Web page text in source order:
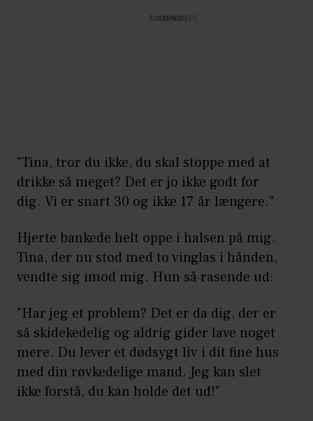
Annonce
"Tina, tror du ikke, du skal stoppe med at
drikke så meget? Det er jo ikke godt for
dig. Vi er snart 30 og ikke 17 år længere."
Hjerte bankede helt oppe i halsen på mig.
Tina, der nu stod med to vinglas i hånden,
vendte sig imod mig. Hun så rasende ud:
"Har jeg et problem? Det er da dig, der er
så skidekedelig og aldrig gider lave noget
mere. Du lever et dødsygt liv i dit fine hus
med din røvkedelige mand. Jeg kan slet
ikke forstå, du kan holde det ud!"